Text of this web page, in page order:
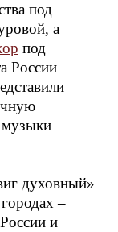
под
а
под
России
музыки
духовный»
–
и